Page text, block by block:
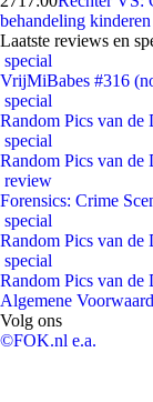
behandeling
Laatste reviews en
special
VrijMiBabes #316
special
Random Pics van de
special
Random Pics van de
review
Forensics: Crime
special
Random Pics van de
special
Random Pics van de
Algemene
Volg ons
©FOK.nl e.a.